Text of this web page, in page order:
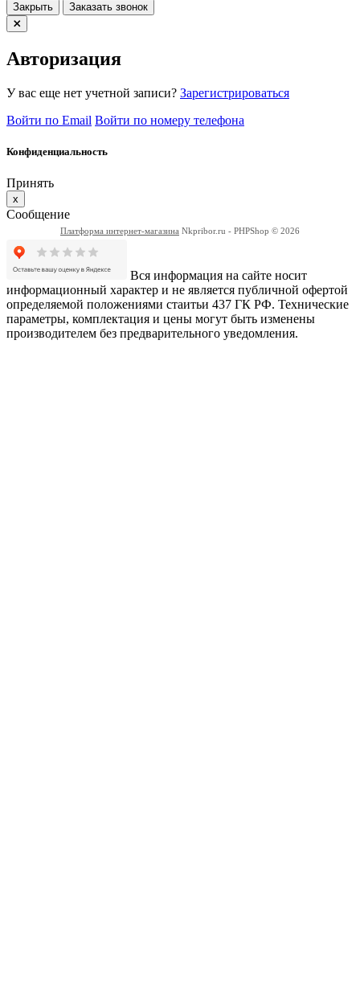
Закрыть Заказать звонок
Авторизация
У вас еще нет учетной записи? Зарегистрироваться
Войти по Email Войти по номеру телефона
Конфиденциальность
Принять
x
Сообщение
Платформа интернет-магазина Nkpribor.ru - PHPShop © 2026
Вся информация на сайте носит
информационный характер и не является публичной офертой
определяемой положениями стаитьи 437 ГК РФ. Технические
параметры, комплектация и цены могут быть изменены
производителем без предварительного уведомления.